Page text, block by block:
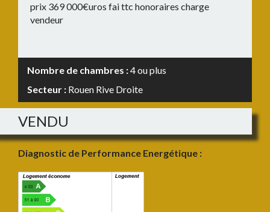
prix 369 000€uros fai ttc honoraires charge
vendeur
Nombre de chambres :4 ou plus
Secteur : Rouen Rive Droite
VENDU
Diagnostic de Performance Energétique :